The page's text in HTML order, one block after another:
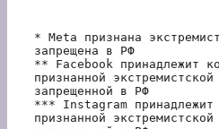
* Meta признана
запрещена в РФ
** Facebook принадлежит
признанной
запрещенной в РФ
*** Instagram принадлежит
признанной